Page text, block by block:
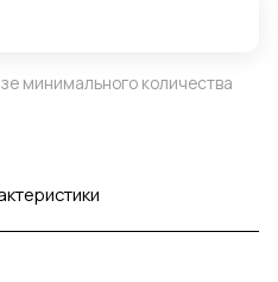
минимального количества